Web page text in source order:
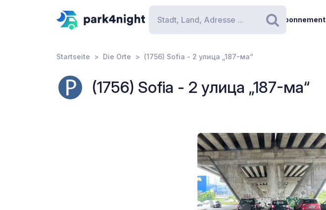
Suchen
Abonnement
Startseite Die Orte (1756) Sofia - 2 улица „187-ма“
(1756) Sofia - 2 улица „187-ма“